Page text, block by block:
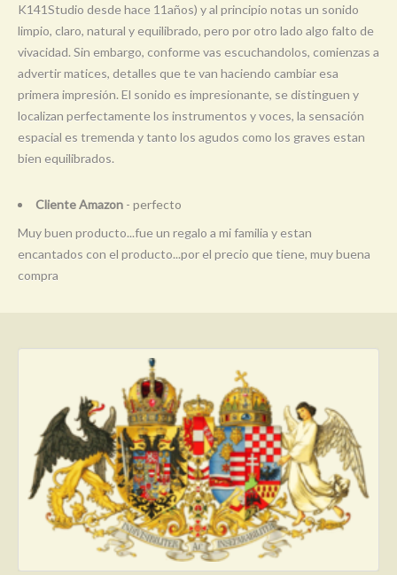
K141Studio desde hace 11años) y al principio notas un sonido
limpio, claro, natural y equilibrado, pero por otro lado algo falto de
vivacidad. Sin embargo, conforme vas escuchandolos, comienzas a
advertir matices, detalles que te van haciendo cambiar esa
primera impresión. El sonido es impresionante, se distinguen y
localizan perfectamente los instrumentos y voces, la sensación
espacial es tremenda y tanto los agudos como los graves estan
bien equilibrados.
Cliente Amazon - perfecto
Muy buen producto...fue un regalo a mi familia y estan
encantados con el producto...por el precio que tiene, muy buena
compra